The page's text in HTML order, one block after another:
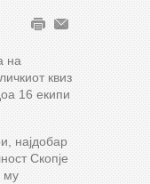
на
квиз
16 екипи
најдобар
Скопје
му